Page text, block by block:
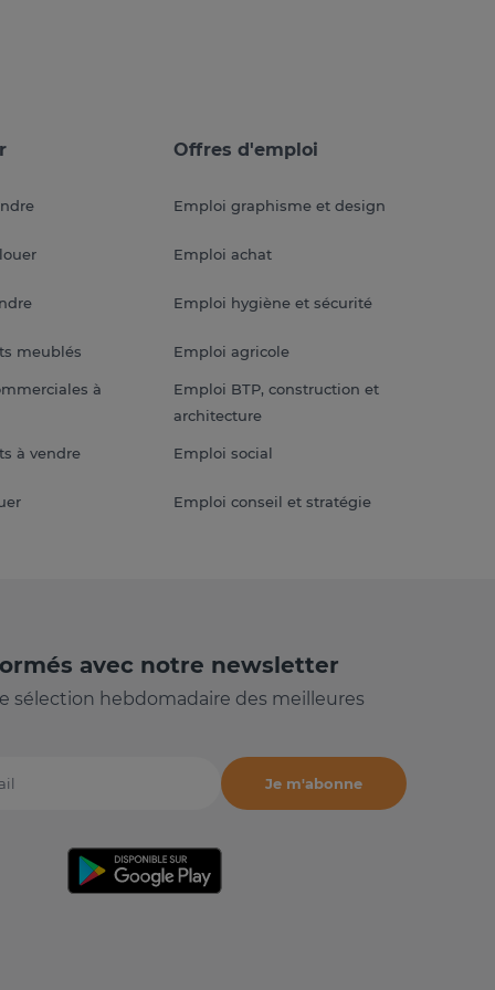
meublés
à
à vendre
Offres d'emploi
Emploi graphisme et design
Emploi achat
Emploi hygiène et sécurité
Emploi agricole
Emploi BTP, construction et
architecture
Emploi social
Emploi conseil et stratégie
avec notre newsletter
sélection hebdomadaire des meilleures
Je m'abonne